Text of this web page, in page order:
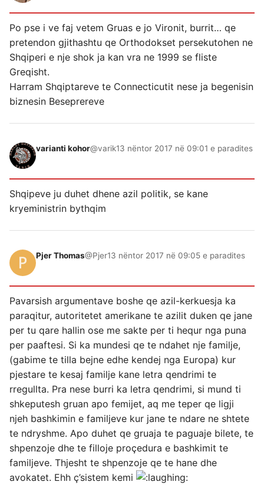
Po pse i ve faj vetem Gruas e jo Vironit, burrit… qe
pretendon gjithashtu qe Orthodokset persekutohen ne
Shqiperi e nje shok ja kan vra ne 1999 se fliste
Greqisht.
Harram Shqiptareve te Connecticutit nese ja begenisin
biznesin Beseprereve
varianti kohor@varik13 nëntor 2017 në 09:01 e paradites
Shqipeve ju duhet dhene azil politik, se kane
kryeministrin bythqim
Pjer Thomas@Pjer13 nëntor 2017 në 09:05 e paradites
Pavarsish argumentave boshe qe azil-kerkuesja ka
paraqitur, autoritetet amerikane te azilit duken qe jane
per tu qare hallin ose me sakte per ti hequr nga puna
per paaftesi. Si ka mundesi qe te ndahet nje familje,
(gabime te tilla bejne edhe kendej nga Europa) kur
pjestare te kesaj familje kane letra qendrimi te
rregullta. Pra nese burri ka letra qendrimi, si mund ti
shkeputesh gruan apo femijet, aq me teper qe ligji
njeh bashkimin e familjeve kur jane te ndare ne shtete
te ndryshme. Apo duhet qe gruaja te paguaje bilete, te
shpenzoje dhe te filloje proçedura e bashkimit te
familjeve. Thjesht te shpenzoje qe te hane dhe
avokatet. Ehh ç’sistem kemi